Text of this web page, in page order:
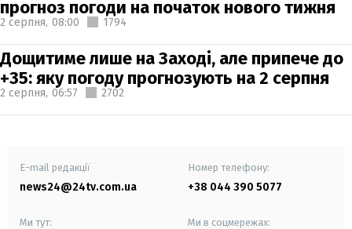
прогноз погоди на початок нового тижня
2 серпня, 08:00 1794
Дощитиме лише на Заході, але припече до
+35: яку погоду прогнозують на 2 серпня
2 серпня, 06:57 2702
E-mail редакції
news24@24tv.com.ua
Номер телефону:
+38 044 390 5077
Ми тут: Ми в соцмережах: